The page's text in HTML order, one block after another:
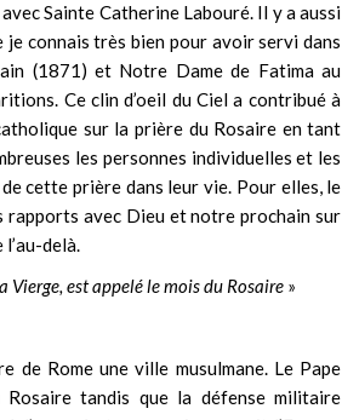
Sainte Catherine Labouré. Il y a aussi
connais très bien pour avoir servi dans
(1871) et Notre Dame de Fatima au
Ce clin d’oeil du Ciel a contribué à
sur la prière du Rosaire en tant
les personnes individuelles et les
cette prière dans leur vie. Pour elles, le
rapports avec Dieu et notre prochain sur
delà.
est appelé le mois du Rosaire »
de Rome une ville musulmane. Le Pape
tandis que la défense militaire